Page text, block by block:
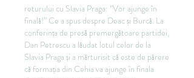
returului cu Slavia Praga: ”Vor ajunge în
finală!” Ce a spus despre Deac și Burcă. La
conferința de presă premergătoare partidei,
Dan Petrescu a lăudat lotul celor de la
Slavia Praga și a mărturisit că este de părere
că formația din Cehia va ajunge în finala